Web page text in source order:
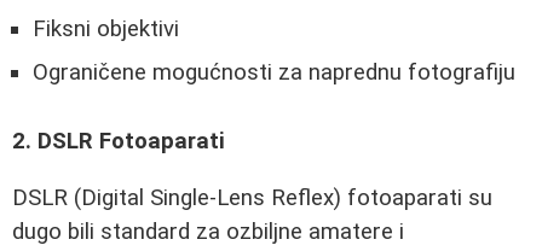
Fiksni objektivi
Ograničene mogućnosti za naprednu fotografiju
2. DSLR Fotoaparati
DSLR (Digital Single-Lens Reflex) fotoaparati su
dugo bili standard za ozbiljne amatere i